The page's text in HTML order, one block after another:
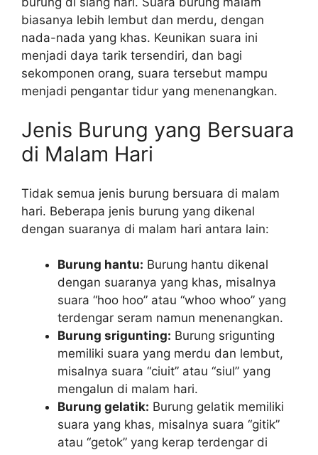
biasanya lebih lembut dan merdu, dengan
nada-nada yang khas. Keunikan suara ini
menjadi daya tarik tersendiri, dan bagi
sekomponen orang, suara tersebut mampu
menjadi pengantar tidur yang menenangkan.
Jenis Burung yang Bersuara
di Malam Hari
Tidak semua jenis burung bersuara di malam
hari. Beberapa jenis burung yang dikenal
dengan suaranya di malam hari antara lain:
Burung hantu: Burung hantu dikenal
dengan suaranya yang khas, misalnya
suara “hoo hoo” atau “whoo whoo” yang
terdengar seram namun menenangkan.
Burung srigunting: Burung srigunting
memiliki suara yang merdu dan lembut,
misalnya suara “ciuit” atau “siul” yang
mengalun di malam hari.
Burung gelatik: Burung gelatik memiliki
suara yang khas, misalnya suara “gitik”
atau “getok” yang kerap terdengar di